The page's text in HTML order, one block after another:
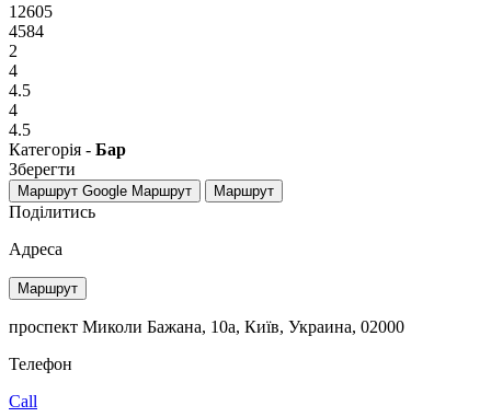
12605
4584
2
4
4.5
4
4.5
Категорія - Бар
Зберегти
Маршрут Google Маршрут Маршрут
Поділитись
Адреса
Маршрут
проспект Миколи Бажана, 10а, Київ, Украина, 02000
Телефон
Call